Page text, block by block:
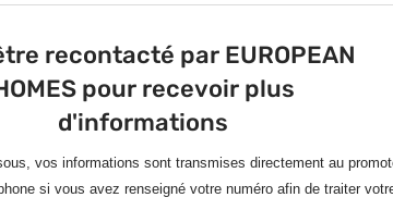
recontacté par EUROPEAN
pour recevoir plus
d'informations
vos informations sont transmises directement au
si vous avez renseigné votre numéro afin de traiter